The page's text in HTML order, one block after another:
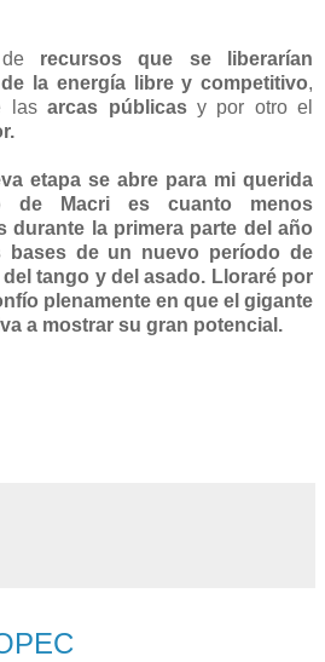
de recursos que se liberarían
la energía libre y competitivo,
lasarcas públicasy por otro el
etapa se abre para mi querida
de Macri es cuanto menos
durante la primera parte del año
bases de un nuevo período de
tango y del asado. Lloraré por
plenamente en que el gigante
a mostrar su gran potencial.